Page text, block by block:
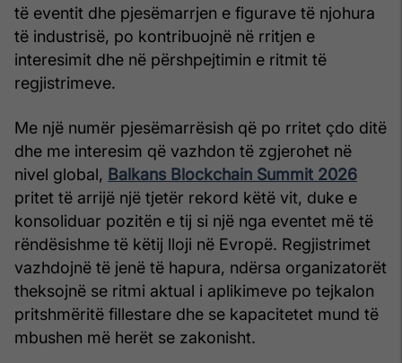
të eventit dhe pjesëmarrjen e figurave të njohura
të industrisë, po kontribuojnë në rritjen e
interesimit dhe në përshpejtimin e ritmit të
regjistrimeve.
Me një numër pjesëmarrësish që po rritet çdo ditë
dhe me interesim që vazhdon të zgjerohet në
nivel global, Balkans Blockchain Summit 2026
pritet të arrijë një tjetër rekord këtë vit, duke e
konsoliduar pozitën e tij si një nga eventet më të
rëndësishme të këtij lloji në Evropë. Regjistrimet
vazhdojnë të jenë të hapura, ndërsa organizatorët
theksojnë se ritmi aktual i aplikimeve po tejkalon
pritshmëritë fillestare dhe se kapacitetet mund të
mbushen më herët se zakonisht.